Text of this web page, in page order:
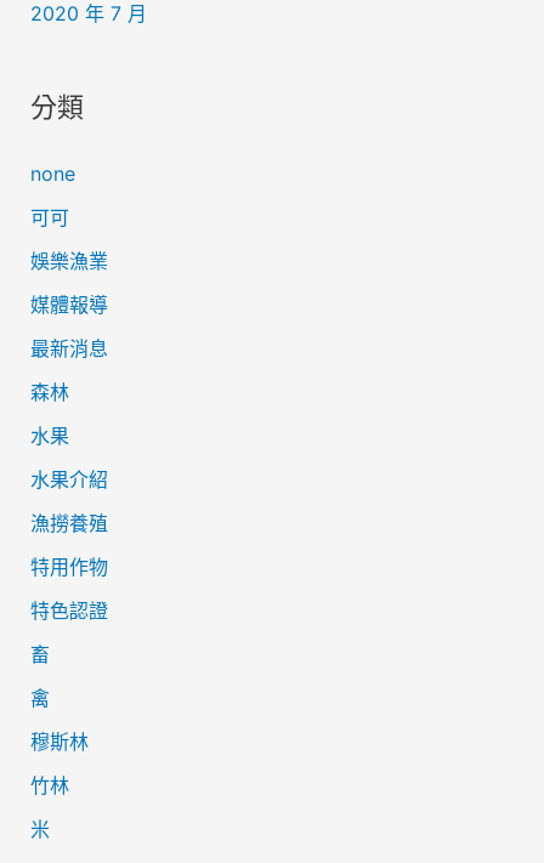
2020 年 7 月
分類
none
可可
娛樂漁業
媒體報導
最新消息
森林
水果
水果介紹
漁撈養殖
特用作物
特色認證
畜
禽
穆斯林
竹林
米